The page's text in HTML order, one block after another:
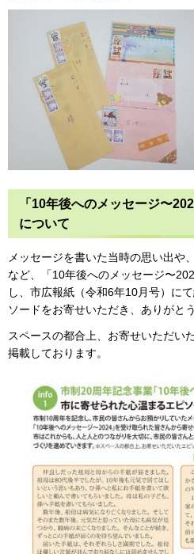
「10年後へのメッセージ〜
について
メッセージを書いた当時の思い出や
など、「10年後へのメッセージ〜
し、市広報紙（令和6年10月号）に
ソードをお寄せいただき、ありがと
スペースの都合上、お寄せいただい
掲載しております。